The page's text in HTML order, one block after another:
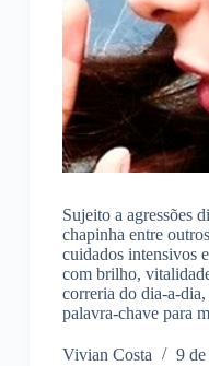
Sujeito a agressões
chapinha entre
cuidados intensivos
com brilho,
correria do dia-a-
palavra-chave para
Vivian Costa 9